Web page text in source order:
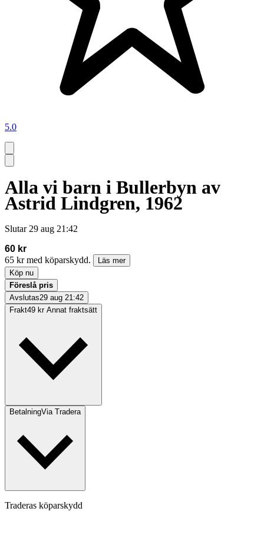
5.0
Alla vi barn i Bullerbyn av
Astrid Lindgren, 1962
Slutar 29 aug 21:42
60 kr
65 kr med köparskydd.
Läs mer
Köp nu
Föreslå pris
Avslutas29 aug 21:42
Frakt49 kr Annat fraktsätt
BetalningVia Tradera
Traderas köparskydd